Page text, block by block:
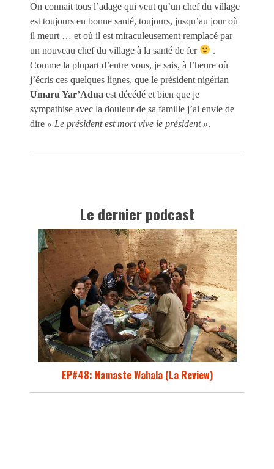
On connait tous l’adage qui veut qu’un chef du village
est toujours en bonne santé, toujours, jusqu’au jour où
il meurt … et où il est miraculeusement remplacé par
un nouveau chef du village à la santé de fer
.
Comme la plupart d’entre vous, je sais, à l’heure où
j’écris ces quelques lignes, que le président nigérian
Umaru Yar’Adua est décédé et bien que je
sympathise avec la douleur de sa famille j’ai envie de
dire « Le président est mort vive le président ».
Le dernier podcast
EP#48: Namaste Wahala (La Review)